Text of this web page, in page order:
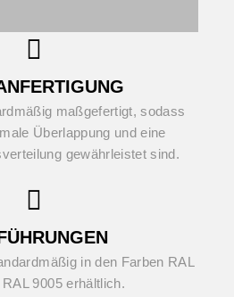
maßgefertigt, sodass
Überlappung und eine
gewährleistet sind.
in den Farben RAL
9005 erhältlich.